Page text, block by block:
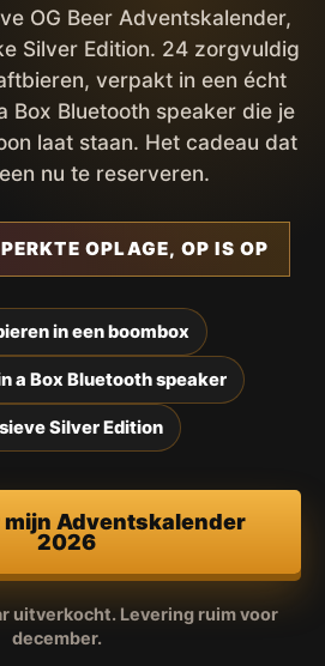
OG Beer Adventskalender,
Silver Edition. 24 zorgvuldig
verpakt in een écht
Box Bluetooth speaker die je
laat staan. Het cadeau dat
nu te reserveren.
OPLAGE, OP IS OP
in een boombox
a Box Bluetooth speaker
Silver Edition
mijn Adventskalender
2026
uitverkocht. Levering ruim voor
december.